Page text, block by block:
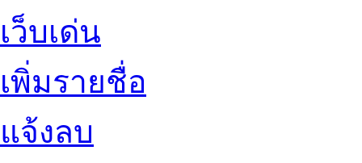
เว็บเด่น
เพิ่มรายชื่อ
แจ้งลบ